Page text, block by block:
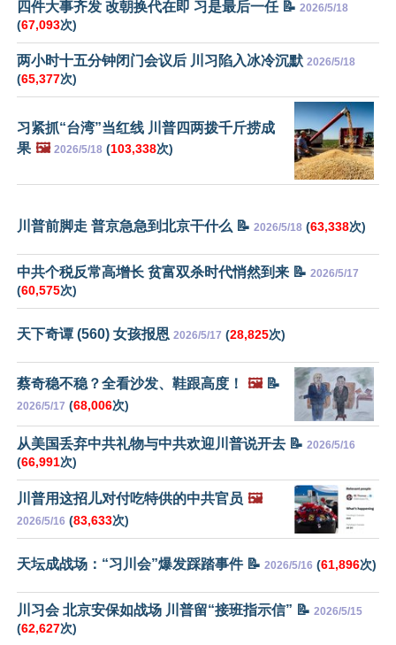
四件大事齐发 改朝换代在即 习是最后一任 📝 2026/5/18
(67,093次)
两小时十五分钟闭门会议后 川习陷入冰冷沉默 2026/5/18
(65,377次)
习紧抓“台湾”当红线 川普四两拨千斤捞成
果 🖼️ 2026/5/18 (103,338次)
川普前脚走 普京急急到北京干什么 📝 2026/5/18 (63,338次)
中共个税反常高增长 贫富双杀时代悄然到来 📝 2026/5/17
(60,575次)
天下奇谭 (560) 女孩报恩 2026/5/17 (28,825次)
蔡奇稳不稳？全看沙发、鞋跟高度！ 🖼️📝
2026/5/17 (68,006次)
从美国丢弃中共礼物与中共欢迎川普说开去 📝 2026/5/16
(66,991次)
川普用这招儿对付吃特供的中共官员 🖼️
2026/5/16 (83,633次)
天坛成战场：“习川会”爆发踩踏事件 📝 2026/5/16 (61,896次)
川习会 北京安保如战场 川普留“接班指示信” 📝 2026/5/15
(62,627次)